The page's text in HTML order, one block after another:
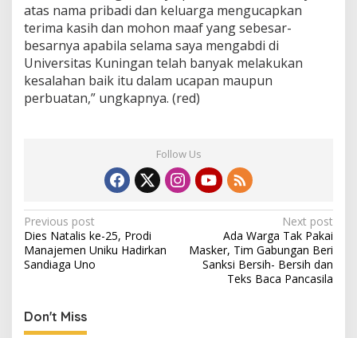
atas nama pribadi dan keluarga mengucapkan
terima kasih dan mohon maaf yang sebesar-
besarnya apabila selama saya mengabdi di
Universitas Kuningan telah banyak melakukan
kesalahan baik itu dalam ucapan maupun
perbuatan,” ungkapnya. (red)
Follow Us
Post
navigation
Previous post
Dies Natalis ke-25, Prodi
Manajemen Uniku Hadirkan
Sandiaga Uno
Next post
Ada Warga Tak Pakai
Masker, Tim Gabungan Beri
Sanksi Bersih- Bersih dan
Teks Baca Pancasila
Don't Miss